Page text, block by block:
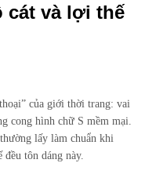
cát và lợi thế
của giới thời trang: vai
cong hình chữ S mềm mại.
lấy làm chuẩn khi
tôn dáng này.